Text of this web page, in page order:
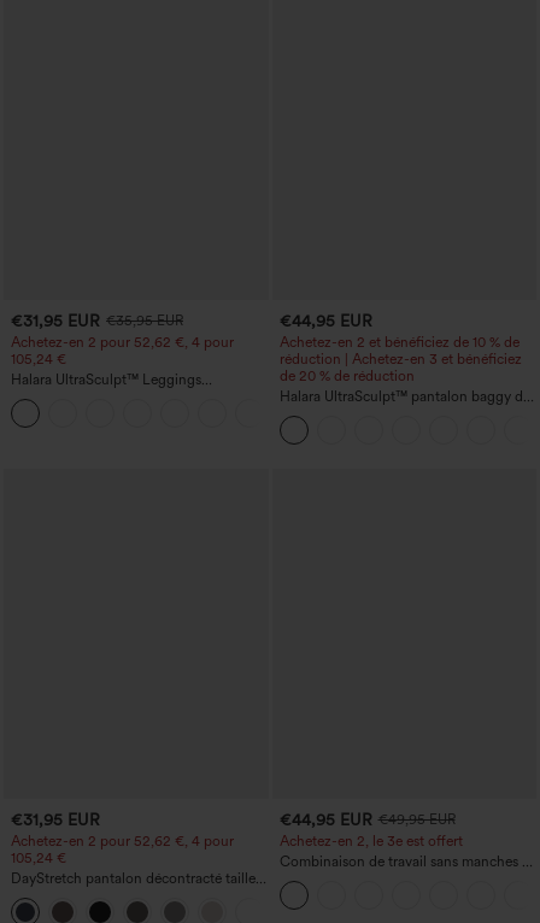
€31,95 EUR €35,95 EUR
Achetez-en 2 pour 52,62 €, 4 pour
105,24 €
Halara UltraSculpt™ Leggings
d'entraînement sculptants taille haute,
effet ventre plat, avec poche
€44,95 EUR
Achetez-en 2 et bénéficiez de 10 % de
réduction | Achetez-en 3 et bénéficiez
de 20 % de réduction
Halara UltraSculpt™ pantalon baggy de
yoga taille haute à effet gainant pour le
ventre, à rayures color block, avec
poches
€31,95 EUR
Achetez-en 2 pour 52,62 €, 4 pour
105,24 €
DayStretch pantalon décontracté taille
haute à jambe en forme de tonneau
avec poches
€44,95 EUR €49,95 EUR
Achetez-en 2, le 3e est offert
Combinaison de travail sans manches à
encolure bateau, côtés noués, toucher
frais, rayée, avec poches — Édition Easy
Peezy